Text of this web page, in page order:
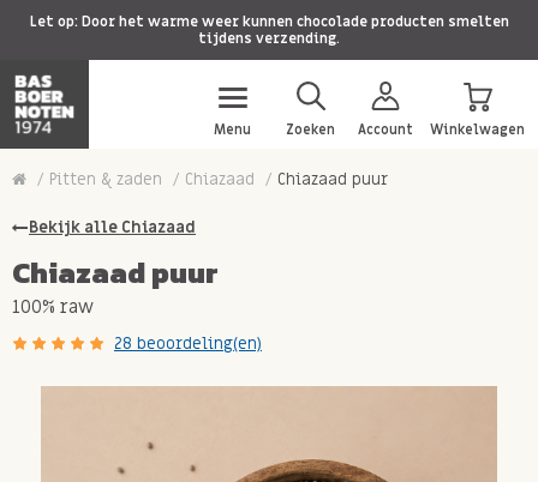
Let op: Door het warme weer kunnen chocolade producten smelten
tijdens verzending.
Menu Zoeken Account Winkelwagen
Pitten & zaden Chiazaad Chiazaad puur
Bekijk alle Chiazaad
Chiazaad puur
100% raw
28 beoordeling(en)